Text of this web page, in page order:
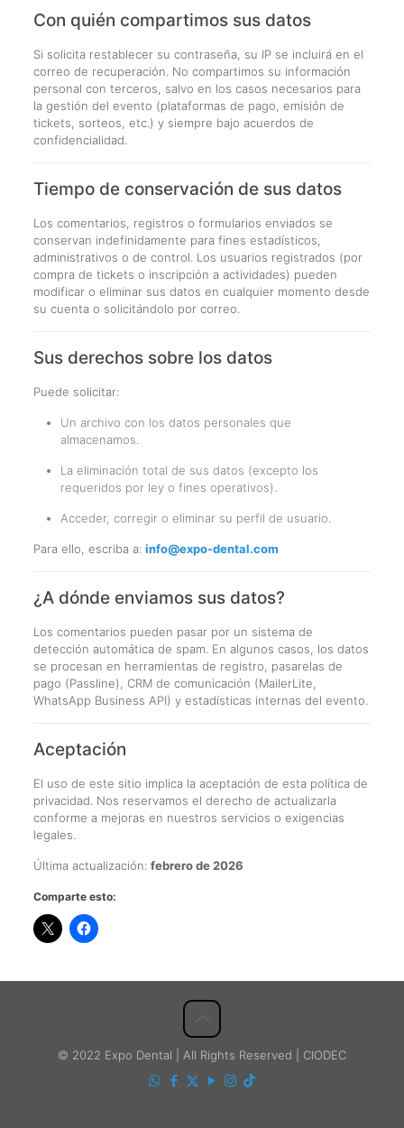
Con quién compartimos sus datos
Si solicita restablecer su contraseña, su IP se incluirá en el
correo de recuperación. No compartimos su información
personal con terceros, salvo en los casos necesarios para
la gestión del evento (plataformas de pago, emisión de
tickets, sorteos, etc.) y siempre bajo acuerdos de
confidencialidad.
Tiempo de conservación de sus datos
Los comentarios, registros o formularios enviados se
conservan indefinidamente para fines estadísticos,
administrativos o de control. Los usuarios registrados (por
compra de tickets o inscripción a actividades) pueden
modificar o eliminar sus datos en cualquier momento desde
su cuenta o solicitándolo por correo.
Sus derechos sobre los datos
Puede solicitar:
Un archivo con los datos personales que
almacenamos.
La eliminación total de sus datos (excepto los
requeridos por ley o fines operativos).
Acceder, corregir o eliminar su perfil de usuario.
Para ello, escriba a: info@expo-dental.com
¿A dónde enviamos sus datos?
Los comentarios pueden pasar por un sistema de
detección automática de spam. En algunos casos, los datos
se procesan en herramientas de registro, pasarelas de
pago (Passline), CRM de comunicación (MailerLite,
WhatsApp Business API) y estadísticas internas del evento.
Aceptación
El uso de este sitio implica la aceptación de esta política de
privacidad. Nos reservamos el derecho de actualizarla
conforme a mejoras en nuestros servicios o exigencias
legales.
Última actualización: febrero de 2026
Comparte esto:
© 2022 Expo Dental | All Rights Reserved | CIODEC